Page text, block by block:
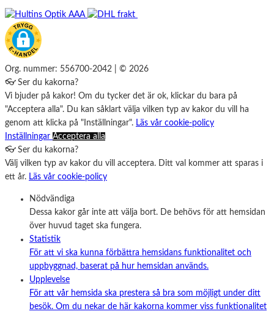
Org. nummer: 556700-2042 | © 2026
👓 Ser du kakorna?
Vi bjuder på kakor! Om du tycker det är ok, klickar du bara på
"Acceptera alla". Du kan såklart välja vilken typ av kakor du vill ha
genom att klicka på "Inställningar". Läs vår cookie-policy
Inställningar Acceptera alla
👓 Ser du kakorna?
Välj vilken typ av kakor du vill acceptera. Ditt val kommer att sparas i
ett år. Läs vår cookie-policy
Nödvändiga
Dessa kakor går inte att välja bort. De behövs för att hemsidan
över huvud taget ska fungera.
Statistik
För att vi ska kunna förbättra hemsidans funktionalitet och
uppbyggnad, baserat på hur hemsidan används.
Upplevelse
För att vår hemsida ska prestera så bra som möjligt under ditt
besök. Om du nekar de här kakorna kommer viss funktionalitet